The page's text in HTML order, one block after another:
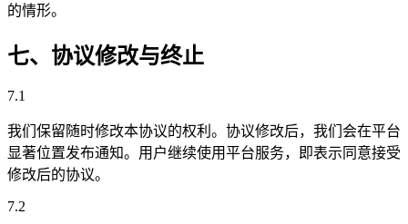
的情形。
七、协议修改与终止
7.1
我们保留随时修改本协议的权利。协议修改后，我们会在平台
显著位置发布通知。用户继续使用平台服务，即表示同意接受
修改后的协议。
7.2